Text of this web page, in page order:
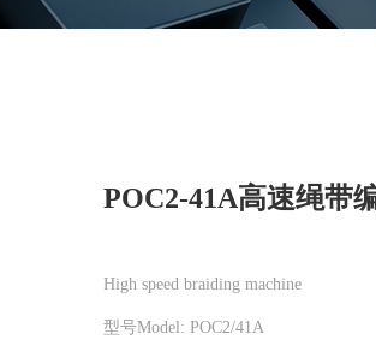
POC2-41A高速绳带
High speed braiding machine
型号Model: POC2/41A